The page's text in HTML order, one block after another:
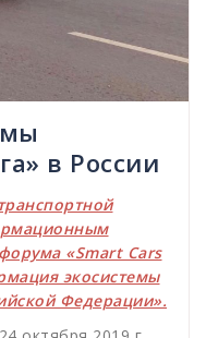
в России
«Smart Cars
экосистемы
Федерации».